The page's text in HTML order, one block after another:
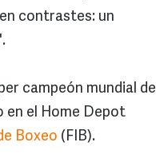
contrastes: un
campeón mundial de
en el Home Depot
Boxeo (FIB).